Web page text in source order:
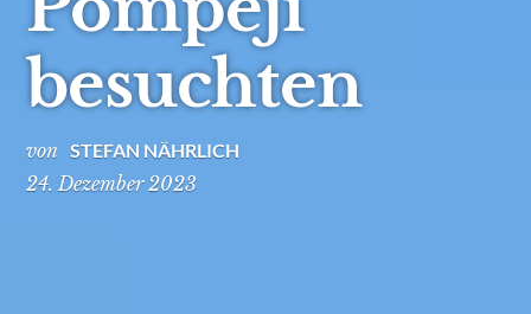
besuchten
von STEFAN NÄHRLICH
24. Dezember 2023